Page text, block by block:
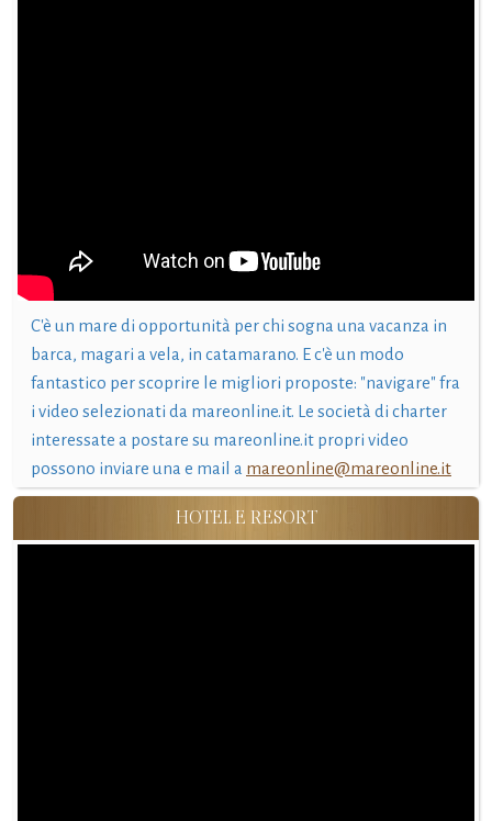
C'è un mare di opportunità per chi sogna una vacanza in
barca, magari a vela, in catamarano. E c'è un modo
fantastico per scoprire le migliori proposte: "navigare" fra
i video selezionati da mareonline.it. Le società di charter
interessate a postare su mareonline.it propri video
possono inviare una e mail a mareonline@mareonline.it
HOTEL E RESORT